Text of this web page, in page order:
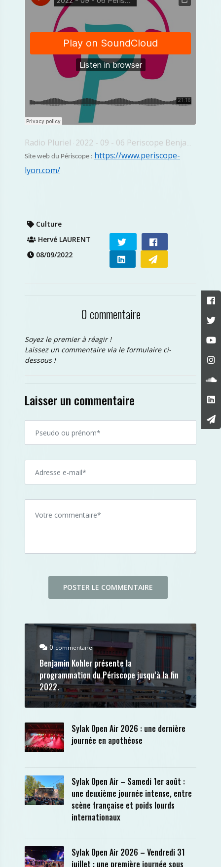
Radio Pluriel · 2022 - 09 - 06 Periscope Benjamin Kohler
Site web du Périscope : https://www.periscope-
lyon.com/
Culture
Hervé LAURENT
08/09/2022
0 commentaire
Soyez le premier à réagir !
Laissez un commentaire via le formulaire ci-
dessous !
Laisser un commentaire
0 commentaire
Benjamin Kohler présente la
programmation du Périscope jusqu’à la fin
2022.
Sylak Open Air 2026 : une dernière
journée en apothéose
Sylak Open Air – Samedi 1er août :
une deuxième journée intense, entre
scène française et poids lourds
internationaux
Sylak Open Air 2026 – Vendredi 31
juillet : une première journée sous